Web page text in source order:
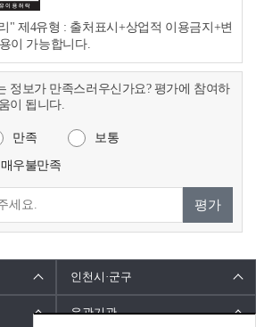
" 제4유형 : 출처표시+상업적 이용금지+변
이 가능합니다.
정보가 만족스러우신가요? 평가에 참여하
이 됩니다.
만족 보통
매우불만족
평가
인천시·군구
유관기관